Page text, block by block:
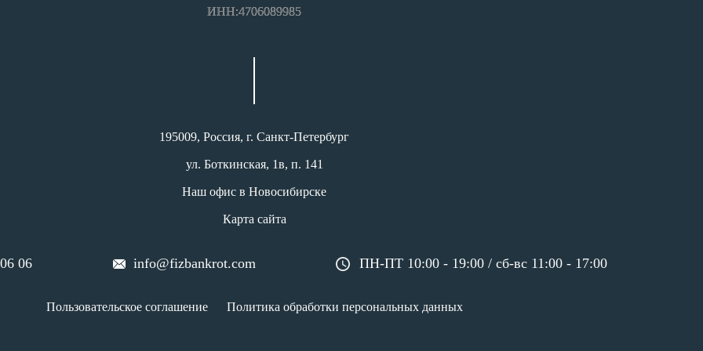
ИНН:4706089985
195009, Россия, г. Санкт-Петербург
ул. Боткинская, 1в, п. 141
Наш офис в Новосибирске
Карта сайта
06 info@fizbankrot.com ПН-ПТ 10:00 - 19:00 / сб-вс 11:00 - 17:00
Пользовательское соглашение Политика обработки персональных данных